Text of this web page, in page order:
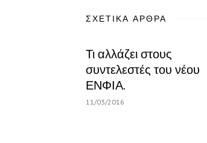
ΣΧΕΤΙΚΆ ΆΡΘΡΑ
Τι αλλάζει στους
συντελεστές του νέου
ΕΝΦΙΑ.
11/03/2016